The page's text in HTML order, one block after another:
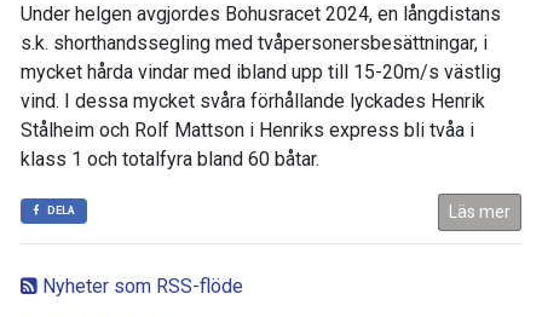
Nyheter som RSS-flöde
Under helgen avgjordes Bohusracet 2024, en långdistans
s.k. shorthandssegling med tvåpersonersbesättningar, i
mycket hårda vindar med ibland upp till 15-20m/s västlig
vind. I dessa mycket svåra förhållande lyckades Henrik
Stålheim och Rolf Mattson i Henriks express bli tvåa i
klass 1 och totalfyra bland 60 båtar.
DELA Läs mer